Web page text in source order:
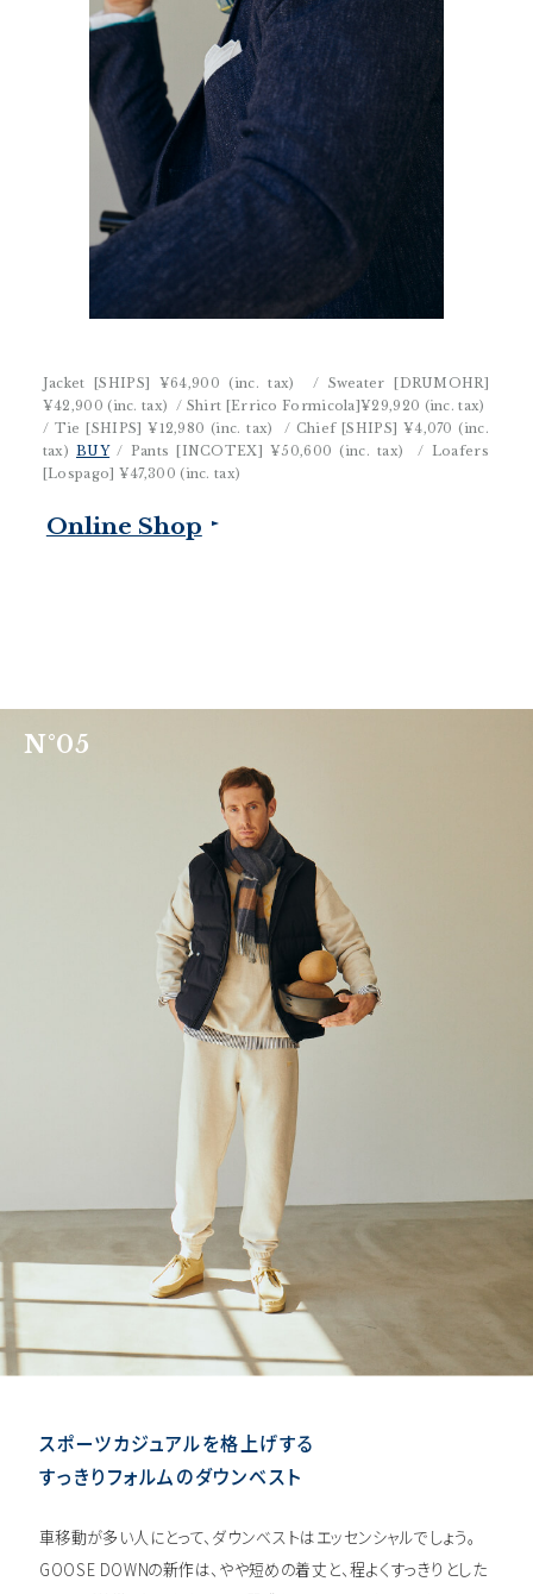
Jacket [SHIPS] ¥64,900 (inc. tax)
/ Sweater [DRUMOHR]
¥42,900 (inc. tax)
/ Shirt [Errico Formicola] ¥29,920 (inc. tax)
/ Tie [SHIPS] ¥12,980 (inc. tax) / Chief [SHIPS] ¥4,070 (inc.
tax)BUY / Pants [INCOTEX] ¥50,600 (inc. tax)
/ Loafers
[Lospago] ¥47,300 (inc. tax)
Online Shop
N°05
スポーツカジュアルを格上げする
すっきりフォルムのダウンベスト
車移動が多い人にとって、ダウンベストはエッセンシャルでしょう。
GOOSE DOWNの新作は、やや短めの着丈と、程よくすっきりとした